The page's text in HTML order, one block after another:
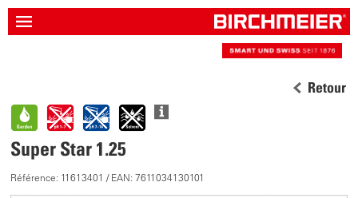
Retour
Super Star 1.25
Référence: 11613401 / EAN: 7611034130101